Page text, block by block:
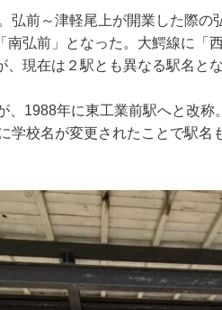
弘前～津軽尾上が開業した際の
南弘前」となった。大鰐線に「
現在は２駅とも異なる駅名と
、1988年に東工業前駅へと改称
学校名が変更されたことで駅名